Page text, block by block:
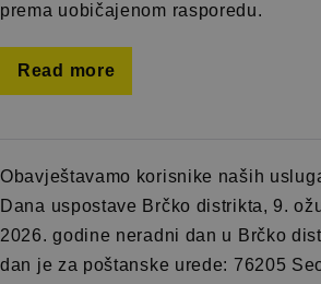
prema uobičajenom rasporedu.
Read more
Obavještavamo korisnike naših
Dana uspostave Brčko distrikta, 9.
2026. godine neradni dan u Brčko
dan je za poštanske urede: 76205